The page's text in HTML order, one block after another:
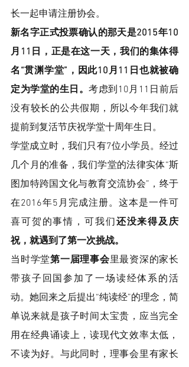
长一起申请注册协会。
新名字正式投票确认的那天是2015年10
月11日，正是在这一天，我们的集体得
名“贯渊学堂”，因此10月11日也就被确
定为学堂的生日。 考虑到10月11日前后
没有较长的公共假期，所以今年我们就
提前到复活节庆祝学堂十周年生日。
学堂成立时，我们只有7位小学员。经过
几个月的准备，我们学堂的法律实体“斯
图加特跨国文化与教育交流协会”，终于
在2016年5月完成注册。这本是一件可
喜可贺的事情，可我们还没来得及庆
祝，就遇到了第一次挑战。
当时学堂第一届理事会里最资深的家长
带孩子回国参加了一场读经体系的活
动。她回来之后提出“纯读经”的理念，简
单说来就是孩子时间太宝贵，应当完全
用在经典诵读上，读现代文效率太低，
不读为好。与此同时，理事会里有家长